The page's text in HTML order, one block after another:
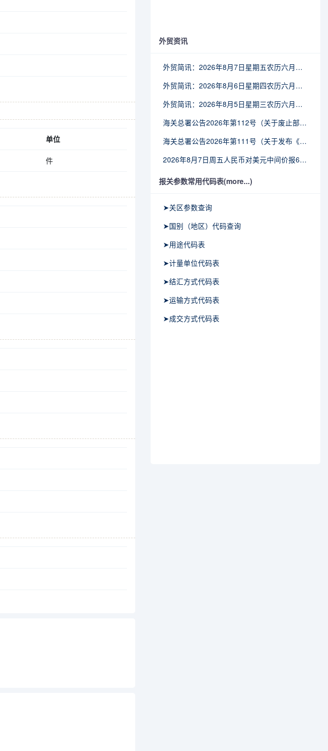
单位
件
外贸资讯
外贸简讯：2026年8月7日星期五农历六月廿五
外贸简讯：2026年8月6日星期四农历六月廿四
外贸简讯：2026年8月5日星期三农历六月廿三
海关总署公告2026年第112号（关于废止部分卫生检疫类规范性文件的公告）
海关总署公告2026年第111号（关于发布《进出境动植物检疫处理监督管理工作规定》《进出境卫生处理监督管理工作规定》的公告）
2026年8月7日周五人民币对美元中间价报6.7904调贬9个基点
报关参数常用代码表(more...)
➤关区参数查询
➤国别（地区）代码查询
➤用途代码表
➤计量单位代码表
➤结汇方式代码表
➤运输方式代码表
➤成交方式代码表